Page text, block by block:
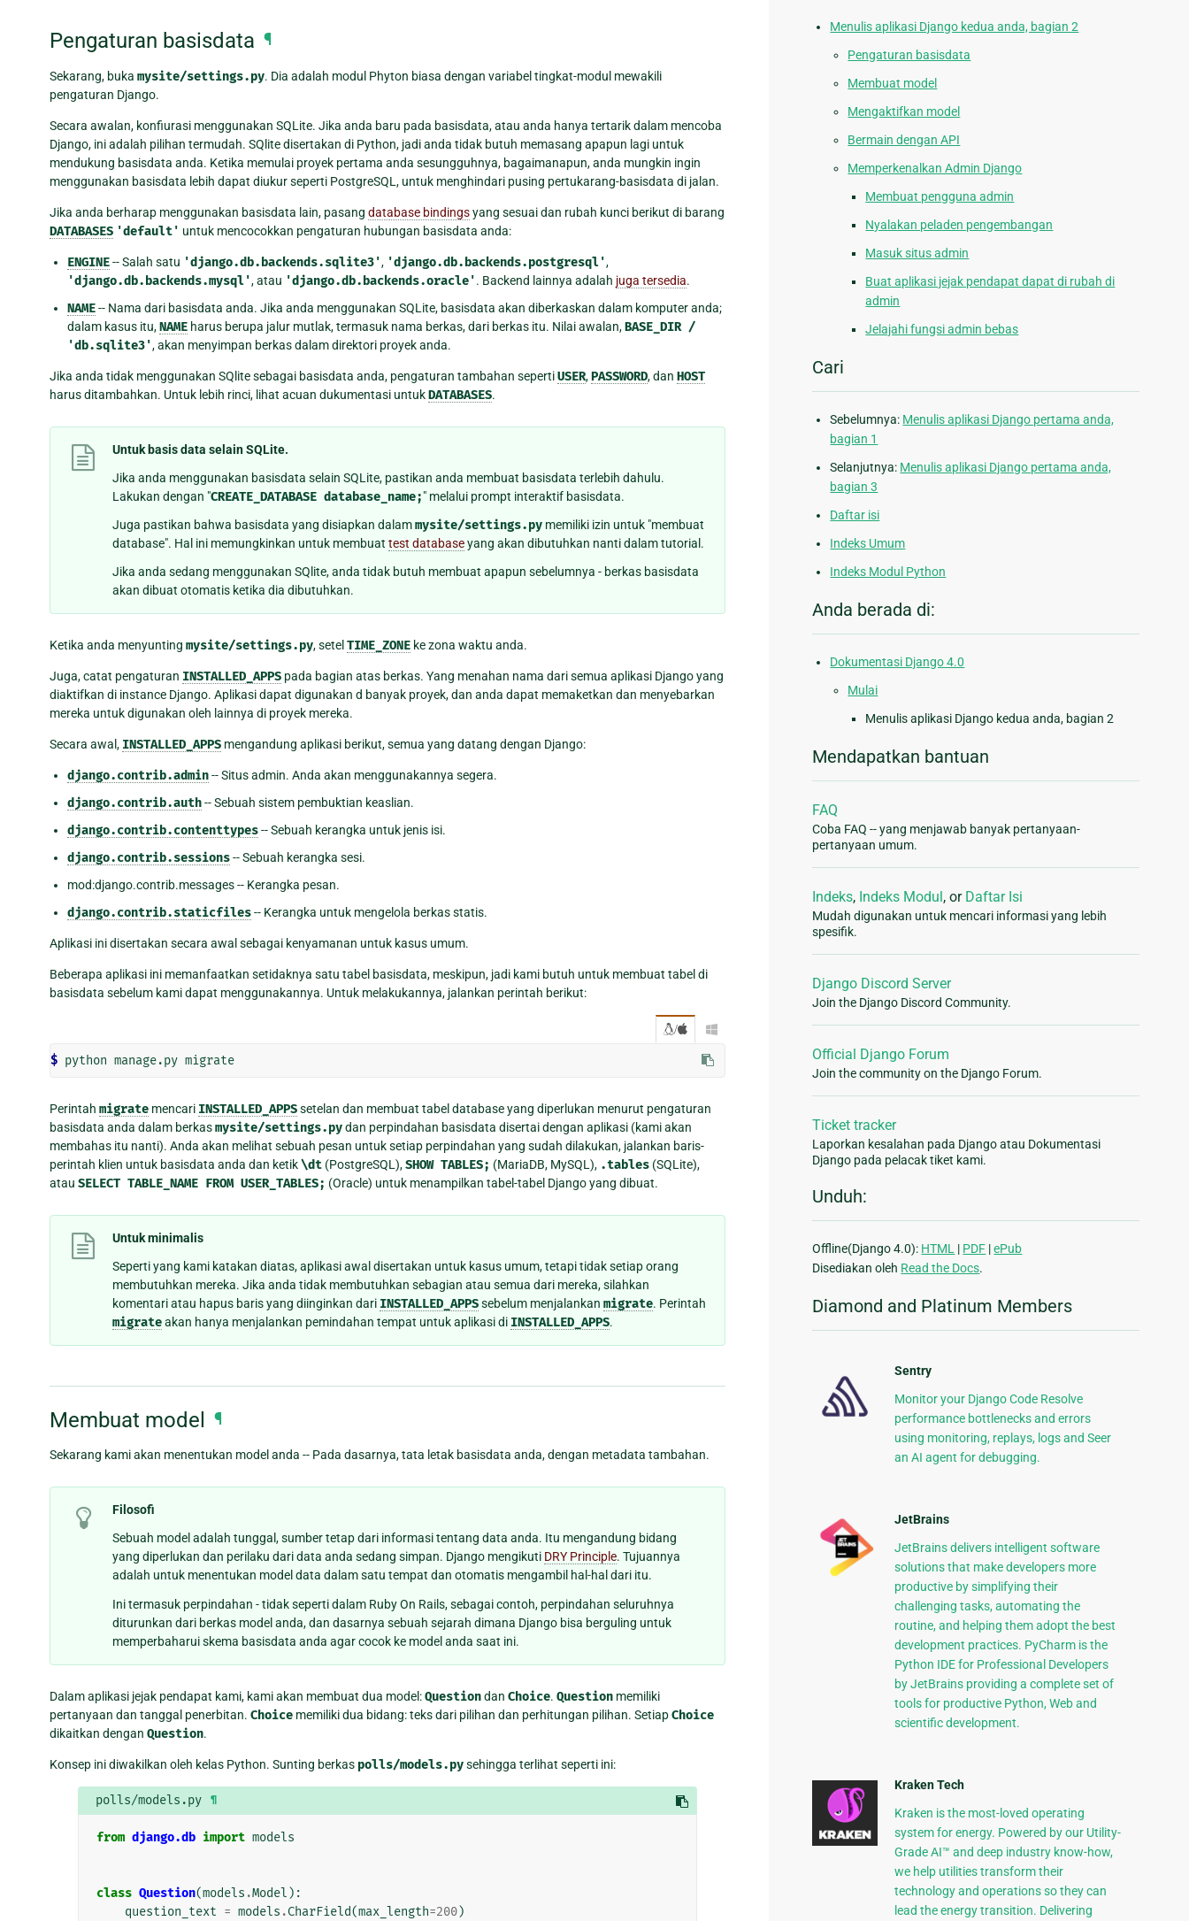
Pengaturan basisdata ¶
Sekarang, buka mysite/settings.py. Dia adalah modul Phyton biasa dengan variabel tingkat-modul mewakili
pengaturan Django.
Secara awalan, konfiurasi menggunakan SQLite. Jika anda baru pada basisdata, atau anda hanya tertarik dalam mencoba
Django, ini adalah pilihan termudah. SQlite disertakan di Python, jadi anda tidak butuh memasang apapun lagi untuk
mendukung basisdata anda. Ketika memulai proyek pertama anda sesungguhnya, bagaimanapun, anda mungkin ingin
menggunakan basisdata lebih dapat diukur seperti PostgreSQL, untuk menghindari pusing pertukarang-basisdata di jalan.
Jika anda berharap menggunakan basisdata lain, pasang database bindingsyang sesuai dan rubah kunci berikut di barang
DATABASES 'default' untuk mencocokkan pengaturan hubungan basisdata anda:
ENGINE-- Salah satu 'django.db.backends.sqlite3', 'django.db.backends.postgresql',
'django.db.backends.mysql', atau 'django.db.backends.oracle'. Backend lainnya adalah juga tersedia.
NAME-- Nama dari basisdata anda. Jika anda menggunakan SQLite, basisdata akan diberkaskan dalam komputer anda;
dalam kasus itu,NAME harus berupa jalur mutlak, termasuk nama berkas, dari berkas itu. Nilai awalan,BASE_DIR /
'db.sqlite3', akan menyimpan berkas dalam direktori proyek anda.
Jika anda tidak menggunakan SQlite sebagai basisdata anda, pengaturan tambahan sepertiUSER,PASSWORD, dan HOST
harus ditambahkan. Untuk lebih rinci, lihat acuan dukumentasi untukDATABASES.
Untuk basis data selain SQLite.
Jika anda menggunakan basisdata selain SQLite, pastikan anda membuat basisdata terlebih dahulu.
Lakukan dengan "CREATE_DATABASE database_name;" melalui prompt interaktif basisdata.
Juga pastikan bahwa basisdata yang disiapkan dalammysite/settings.py memiliki izin untuk "membuat
database". Hal ini memungkinkan untuk membuat test databaseyang akan dibutuhkan nanti dalam tutorial.
Jika anda sedang menggunakan SQlite, anda tidak butuh membuat apapun sebelumnya - berkas basisdata
akan dibuat otomatis ketika dia dibutuhkan.
Ketika anda menyunting mysite/settings.py, setel TIME_ZONE ke zona waktu anda.
Juga, catat pengaturan INSTALLED_APPS pada bagian atas berkas. Yang menahan nama dari semua aplikasi Django yang
diaktifkan di instance Django. Aplikasi dapat digunakan d banyak proyek, dan anda dapat memaketkan dan menyebarkan
mereka untuk digunakan oleh lainnya di proyek mereka.
Secara awal, INSTALLED_APPS mengandung aplikasi berikut, semua yang datang dengan Django:
django.contrib.admin-- Situs admin. Anda akan menggunakannya segera.
django.contrib.auth-- Sebuah sistem pembuktian keaslian.
django.contrib.contenttypes-- Sebuah kerangka untuk jenis isi.
django.contrib.sessions-- Sebuah kerangka sesi.
mod:django.contrib.messages -- Kerangka pesan.
django.contrib.staticfiles-- Kerangka untuk mengelola berkas statis.
Aplikasi ini disertakan secara awal sebagai kenyamanan untuk kasus umum.
Beberapa aplikasi ini memanfaatkan setidaknya satu tabel basisdata, meskipun, jadi kami butuh untuk membuat tabel di
basisdata sebelum kami dapat menggunakannya. Untuk melakukannya, jalankan perintah berikut:
/ 
$
Perintah migrate mencari INSTALLED_APPSsetelan dan membuat tabel database yang diperlukan menurut pengaturan
basisdata anda dalam berkasmysite/settings.pydan perpindahan basisdata disertai dengan aplikasi (kami akan
membahas itu nanti). Anda akan melihat sebuah pesan untuk setiap perpindahan yang sudah dilakukan, jalankan baris-
perintah klien untuk basisdata anda dan ketik\dt (PostgreSQL),SHOW TABLES; (MariaDB, MySQL), .tables (SQLite),
atau SELECT TABLE_NAME FROM USER_TABLES; (Oracle) untuk menampilkan tabel-tabel Django yang dibuat.
Untuk minimalis
Seperti yang kami katakan diatas, aplikasi awal disertakan untuk kasus umum, tetapi tidak setiap orang
membutuhkan mereka. Jika anda tidak membutuhkan sebagian atau semua dari mereka, silahkan
komentari atau hapus baris yang diinginkan dari INSTALLED_APPSsebelum menjalankan migrate. Perintah
migrateakan hanya menjalankan pemindahan tempat untuk aplikasi di INSTALLED_APPS.
Membuat model ¶
Sekarang kami akan menentukan model anda -- Pada dasarnya, tata letak basisdata anda, dengan metadata tambahan.
Filosofi
Sebuah model adalah tunggal, sumber tetap dari informasi tentang data anda. Itu mengandung bidang
yang diperlukan dan perilaku dari data anda sedang simpan. Django mengikuti DRY Principle. Tujuannya
adalah untuk menentukan model data dalam satu tempat dan otomatis mengambil hal-hal dari itu.
Ini termasuk perpindahan - tidak seperti dalam Ruby On Rails, sebagai contoh, perpindahan seluruhnya
diturunkan dari berkas model anda, dan dasarnya sebuah sejarah dimana Django bisa berguling untuk
memperbaharui skema basisdata anda agar cocok ke model anda saat ini.
Dalam aplikasi jejak pendapat kami, kami akan membuat dua model:Questiondan Choice. Question memiliki
pertanyaan dan tanggal penerbitan. Choice memiliki dua bidang: teks dari pilihan dan perhitungan pilihan. SetiapChoice
dikaitkan dengan Question.
Konsep ini diwakilkan oleh kelas Python. Sunting berkas polls/models.pysehingga terlihat seperti ini:
polls/models.py ¶
from django.db import models
class Question(models .Model ):
question_text = models .CharField(max_length=200)
Menulis aplikasi Django kedua anda, bagian 2
Pengaturan basisdata
Membuat model
Mengaktifkan model
Bermain dengan API
Memperkenalkan Admin Django
Membuat pengguna admin
Nyalakan peladen pengembangan
Masuk situs admin
Buat aplikasi jejak pendapat dapat di rubah di
admin
Jelajahi fungsi admin bebas
Cari
Sebelumnya: Menulis aplikasi Django pertama anda,
bagian 1
Selanjutnya: Menulis aplikasi Django pertama anda,
bagian 3
Daftar isi
Indeks Umum
Indeks Modul Python
Anda berada di:
Dokumentasi Django 4.0
Mulai
Menulis aplikasi Django kedua anda, bagian 2
Mendapatkan bantuan
FAQ
Coba FAQ -- yang menjawab banyak pertanyaan-
pertanyaan umum.
Indeks, Indeks Modul , or Daftar Isi
Mudah digunakan untuk mencari informasi yang lebih
spesifik.
Django Discord Server
Join the Django Discord Community.
Official Django Forum
Join the community on the Django Forum.
Ticket tracker
Laporkan kesalahan pada Django atau Dokumentasi
Django pada pelacak tiket kami.
Unduh:
Offline(Django 4.0): HTML | PDF |ePub
Disediakan oleh Read the Docs.
Diamond and Platinum Members
Sentry
Monitor your Django Code Resolve
performance bottlenecks and errors
using monitoring, replays, logs and Seer
an AI agent for debugging.
JetBrains
JetBrains delivers intelligent software
solutions that make developers more
productive by simplifying their
challenging tasks, automating the
routine, and helping them adopt the best
development practices. PyCharm is the
Python IDE for Professional Developers
by JetBrains providing a complete set of
tools for productive Python, Web and
scientific development.
Kraken Tech
Kraken is the most-loved operating
system for energy. Powered by our Utility-
Grade AI™ and deep industry know-how,
we help utilities transform their
technology and operations so they can
lead the energy transition. Delivering